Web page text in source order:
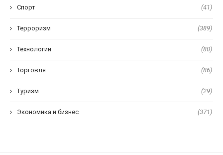
Спорт (41)
Терроризм (389)
Технологии (80)
Торговля (86)
Туризм (29)
Экономика и бизнес (371)